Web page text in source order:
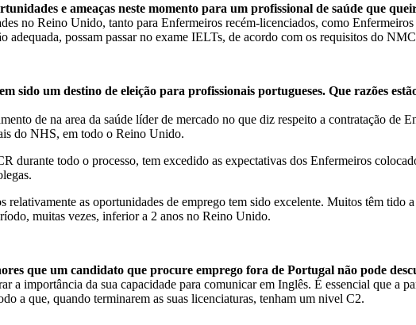
e ameaças neste momento para um profissional de saúde que
no Reino Unido, tanto para Enfermeiros recém-licenciados, como
adequada, possam passar no exame IELTs, de acordo com os requisitos do
sido um destino de eleição para profissionais portugueses. Que razões
de na area da saúde líder de mercado no que diz respeito a contratação
do NHS, em todo o Reino Unido.
durante todo o processo, tem excedido as expectativas dos Enfermeiros
relativamente as oportunidades de emprego tem sido excelente. Muitos têm
muitas vezes, inferior a 2 anos no Reino Unido.
que um candidato que procure emprego fora de Portugal não pode
a importância da sua capacidade para comunicar em Inglês. É essencial que a
a que, quando terminarem as suas licenciaturas, tenham um nivel C2.